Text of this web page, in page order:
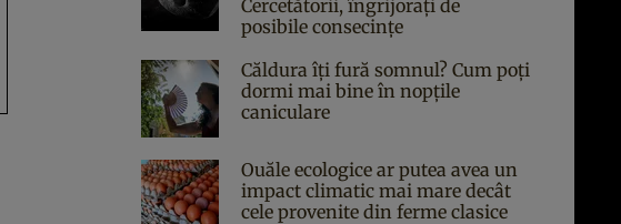
Cercetătorii, îngrijorați de
posibile consecințe
Căldura îți fură somnul? Cum poți
dormi mai bine în nopțile
caniculare
Ouăle ecologice ar putea avea un
impact climatic mai mare decât
cele provenite din ferme clasice